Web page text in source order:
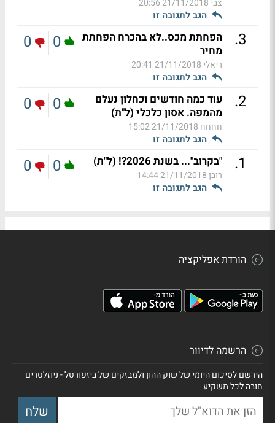
צבי21/11/2018 20:56
הגב לתגובה זו
3
.
הפחתת מכס..לא בהכרח הפחתת
מחיר
ריאלי21/11/2018 20:41
הגב לתגובה זו
0
0
2
.
עוד כמה חודשים וכחלון נעלם
מהמפה. אסון כלכלי (ל"ת)
חחחח 21/11/2018 15:02
הגב לתגובה זו
0
0
1
. "בקרוב"... בשנת 2026?! (ל"ת)
רובן21/11/2018 14:44
הגב לתגובה זו
0
0
הורדת אפליקציה
הרשמה לדיוור
הירשם לסיכום היומי של שוק ההון ולמבזקים של ביזפורטל - ניוזלטרים
חובה לכל משקיע